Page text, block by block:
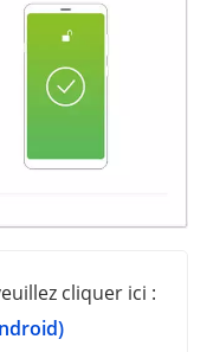
cliquer ici :